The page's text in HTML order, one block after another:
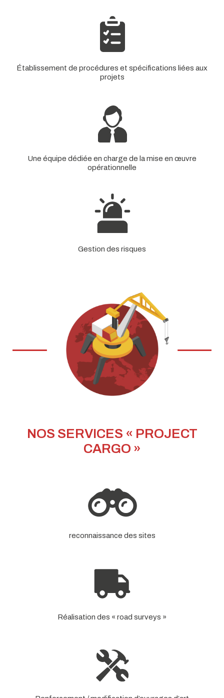
Établissement de procédures et spécifications liées aux
projets
Une équipe dédiée en charge de la mise en œuvre
opérationnelle
Gestion des risques
NOS SERVICES « PROJECT
CARGO »
reconnaissance des sites
Réalisation des « road surveys »